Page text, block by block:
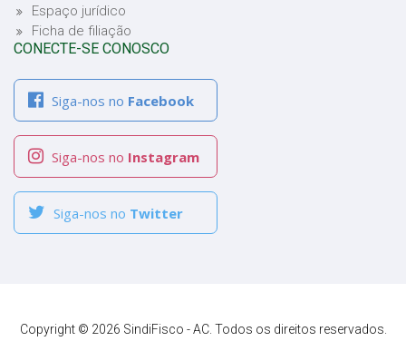
Espaço jurídico
Ficha de filiação
CONECTE-SE CONOSCO
Siga-nos no Facebook
Siga-nos no Instagram
Siga-nos no Twitter
Copyright © 2026 SindiFisco - AC. Todos os direitos reservados.